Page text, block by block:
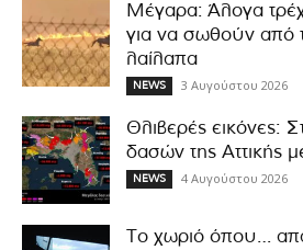
Μέγαρα: Άλογα
για να σωθούν από
λαίλαπα
NEWS 3 Αυγούστου 2026
Θλιβερές εικόνες:
δασών της Αττικής
NEWS 4 Αυγούστου 2026
Το χωριό όπου…